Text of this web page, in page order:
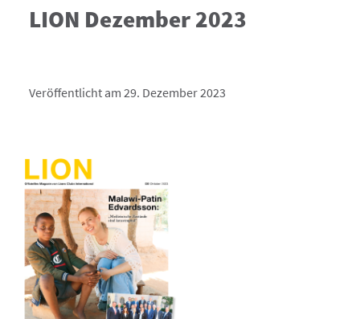
LION Dezember 2023
Veröffentlicht am 29. Dezember 2023